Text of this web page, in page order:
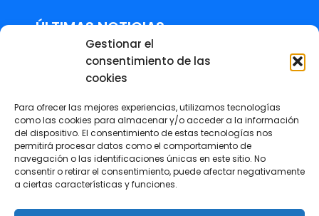
Gestionar el
consentimiento de las
cookies
Para ofrecer las mejores experiencias, utilizamos tecnologías
como las cookies para almacenar y/o acceder a la información
del dispositivo. El consentimiento de estas tecnologías nos
permitirá procesar datos como el comportamiento de
navegación o las identificaciones únicas en este sitio. No
consentir o retirar el consentimiento, puede afectar negativamente
a ciertas características y funciones.
ÚLTIMAS NOTICIAS
Marcos Mateos, publica en La
Verdad un artículo sobre el
impacto económico y social del
calor extremo
3 agosto, 2026
Revista +IN – Nº 7 Especial
Premios ESG
27 julio, 2026